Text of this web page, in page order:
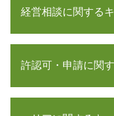
事業計画書 書き方
会社 資本金
創業 融資 公庫
募集 設立
税理士 顧問料 相
確定申告書 作成
税務調査 時期
税務調査 対象
経営相談に関する
財務 分析
創業計画書 書き
認定 支援 機関
許認可・申請に関